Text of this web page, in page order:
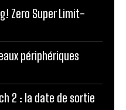
Zero Super Limit-
périphériques
2 : la date de sortie